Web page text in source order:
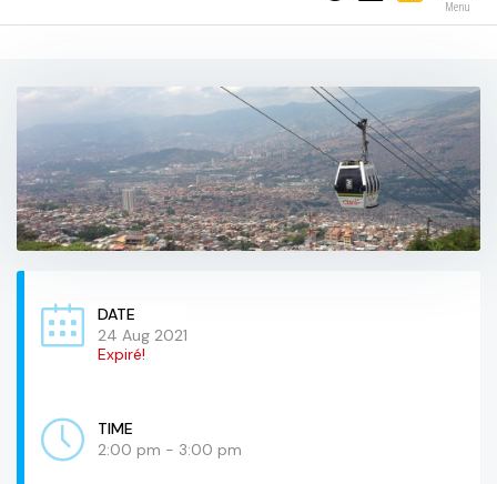
Menu
DATE
24 Aug 2021
Expiré!
TIME
2:00 pm - 3:00 pm